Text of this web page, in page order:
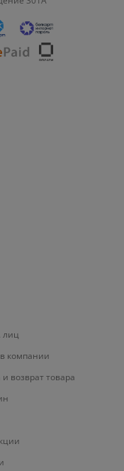
лиц
компании
возврат товара